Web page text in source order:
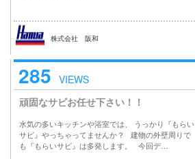
株式会社 阪和
285 VIEWS
頑固なサビお任せ下さい！！
水気の多いキッチンや浴室では、 うっかり『もらい
サビ』やっちゃってませんか？ 建物の外壁周りで
も『もらいサビ』は多発します。 今回デ…